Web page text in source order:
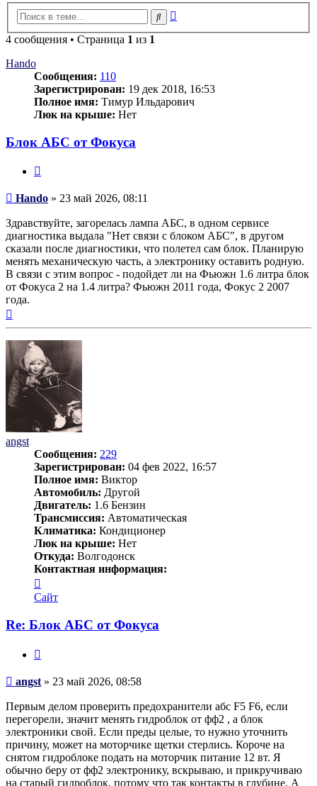
Поиск
4 сообщения • Страница 1 из 1
Hando
Сообщения: 110
Зарегистрирован: 19 дек 2018, 16:53
Полное имя: Тимур Ильдарович
Люк на крыше: Нет
Блок АБС от Фокуса
Сообщение
Hando » 23 май 2026, 08:11
Здравствуйте, загорелась лампа АБС, в одном сервисе
диагностика выдала "Нет связи с блоком АБС", в другом
сказали после диагностики, что полетел сам блок. Планирую
менять механическую часть, а электронику оставить родную.
В связи с этим вопрос - подойдет ли на Фьюжн 1.6 литра блок
от Фокуса 2 на 1.4 литра? Фьюжн 2011 года, Фокус 2 2007
года.
angst
Сообщения: 229
Зарегистрирован: 04 фев 2022, 16:57
Полное имя: Виктор
Автомобиль: Другой
Двигатель: 1.6 Бензин
Трансмиссия: Автоматическая
Климатика: Кондиционер
Люк на крыше: Нет
Откуда: Волгодонск
Контактная информация:
информация
пользователя
Сайт
Re: Блок АБС от Фокуса
Сообщение
angst » 23 май 2026, 08:58
Первым делом проверить предохранители абс F5 F6, если
перегорели, значит менять гидроблок от фф2 , а блок
электроники свой. Если преды целые, то нужно уточнить
причину, может на моторчике щетки стерлись. Короче на
снятом гидроблоке подать на моторчик питание 12 вт. Я
обычно беру от фф2 электронику, вскрываю, и прикручиваю
на старый гидроблок, потому что так контакты в глубине. А